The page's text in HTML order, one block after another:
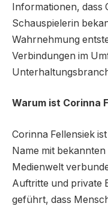
Informationen, dass
Schauspielerin
Wahrnehmung
Verbindungen im
Warum ist Corinna
Corinna Fellensiek
Name mit
Medienwelt
Auftritte und private
geführt, dass